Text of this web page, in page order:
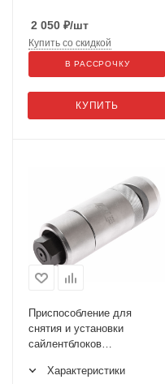
2 050 ₽/шт
КУПИТЬ
Купить со скидкой
В РАССРОЧКУ
Приспособление для
снятия и установки
сайлентблоков
Характеристики